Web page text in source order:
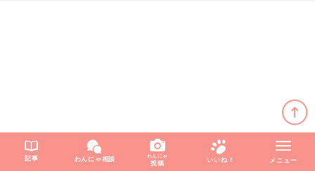
記事 わんにゃ相談 わんにゃ
投稿
いいね！ メニュー